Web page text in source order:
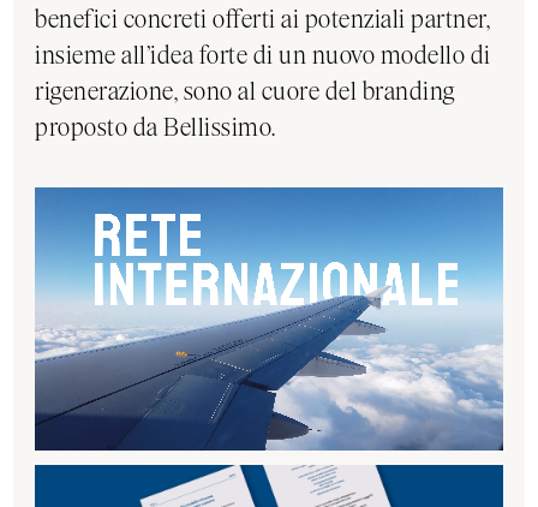
benefici concreti offerti ai potenziali partner,
insieme all’idea forte di un nuovo modello di
rigenerazione, sono al cuore del branding
proposto da Bellissimo.